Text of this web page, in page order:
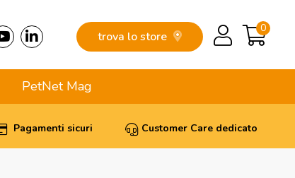
trova lo store
0
PetNet Mag
Pagamenti sicuri Customer Care dedicato